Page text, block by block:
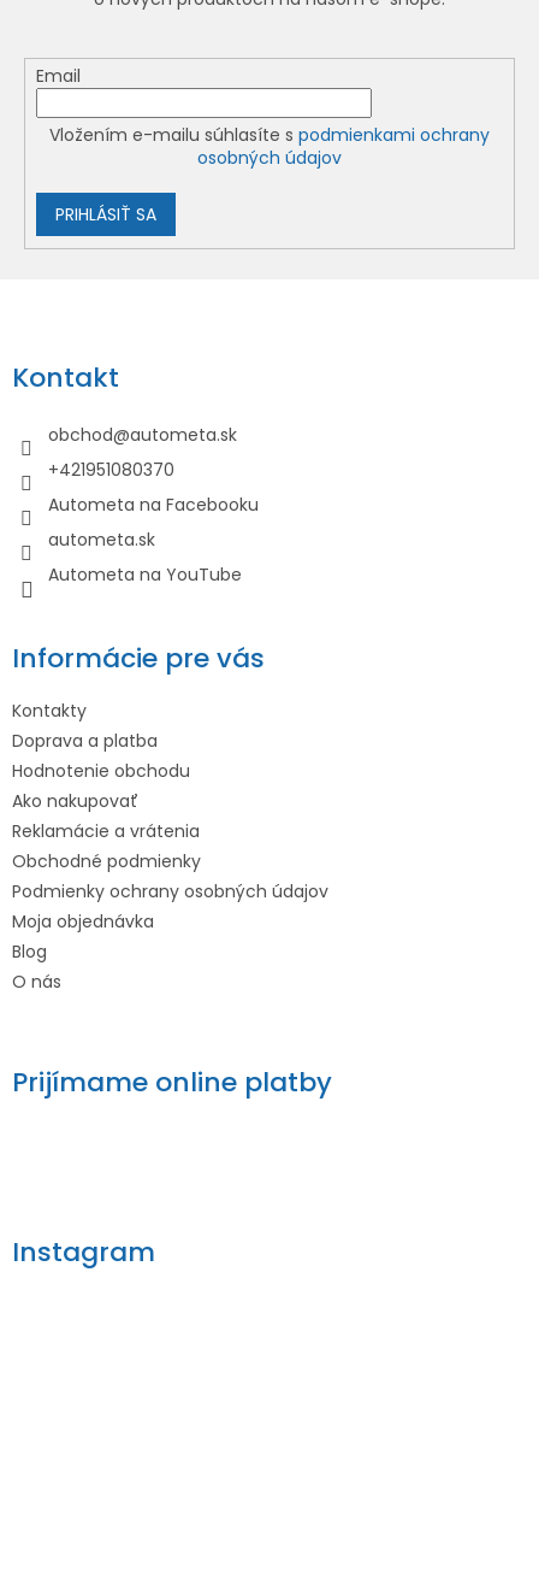
Email
Vložením e-mailu súhlasíte s podmienkami ochrany
osobných údajov
PRIHLÁSIŤ SA
p
äKontakt
obchod@autometa.sk
+421951080370
Autometa na Facebooku
autometa.sk
Autometa na YouTube
Informácie pre vás
Kontakty
Doprava a platba
Hodnotenie obchodu
Ako nakupovať
Reklamácie a vrátenia
Obchodné podmienky
Podmienky ochrany osobných údajov
Moja objednávka
Blog
O nás
Prijímame online platby
Instagram